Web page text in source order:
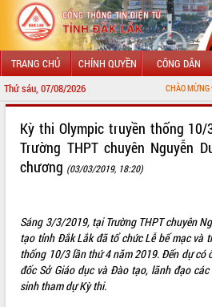
TRANG CHỦ CHÍNH QUYỀN CÔNG DÂN
Thứ sáu, 07/08/2026 CHÀO MỪNG ĐẾN VỚI
LÃNH ĐẠO UBND TỈNH
SỞ, BAN, NGÀNH
UBND CÁC XÃ, PHƯỜNG
THÔNG TIN CHỈ ĐẠO ĐIỀU HÀNH
Kỳ thi Olympic truyền thống
Trường THPT chuyên Nguyễn
chương (03/03/2019, 18:20)
Sáng 3/3/2019, tại Trường THPT chuyên
tạo tỉnh Đắk Lắk đã tổ chức Lễ bế mạc và
thống 10/3 lần thứ 4 năm 2019. Đến dự có
đốc Sở Giáo dục và Đào tạo, lãnh đạo
sinh tham dự Kỳ thi.